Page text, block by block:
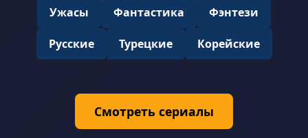
Ужасы Фантастика Фэнтези
Русские Турецкие Корейские
Смотреть сериалы